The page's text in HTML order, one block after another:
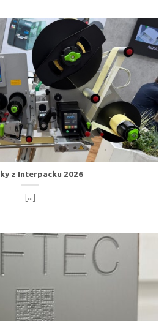
z Interpacku 2026
[...]